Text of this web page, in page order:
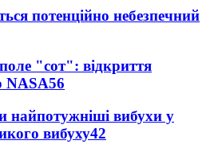
потенційно небезпечний
"сот": відкриття
NASA56
найпотужніші вибухи у
вибуху42